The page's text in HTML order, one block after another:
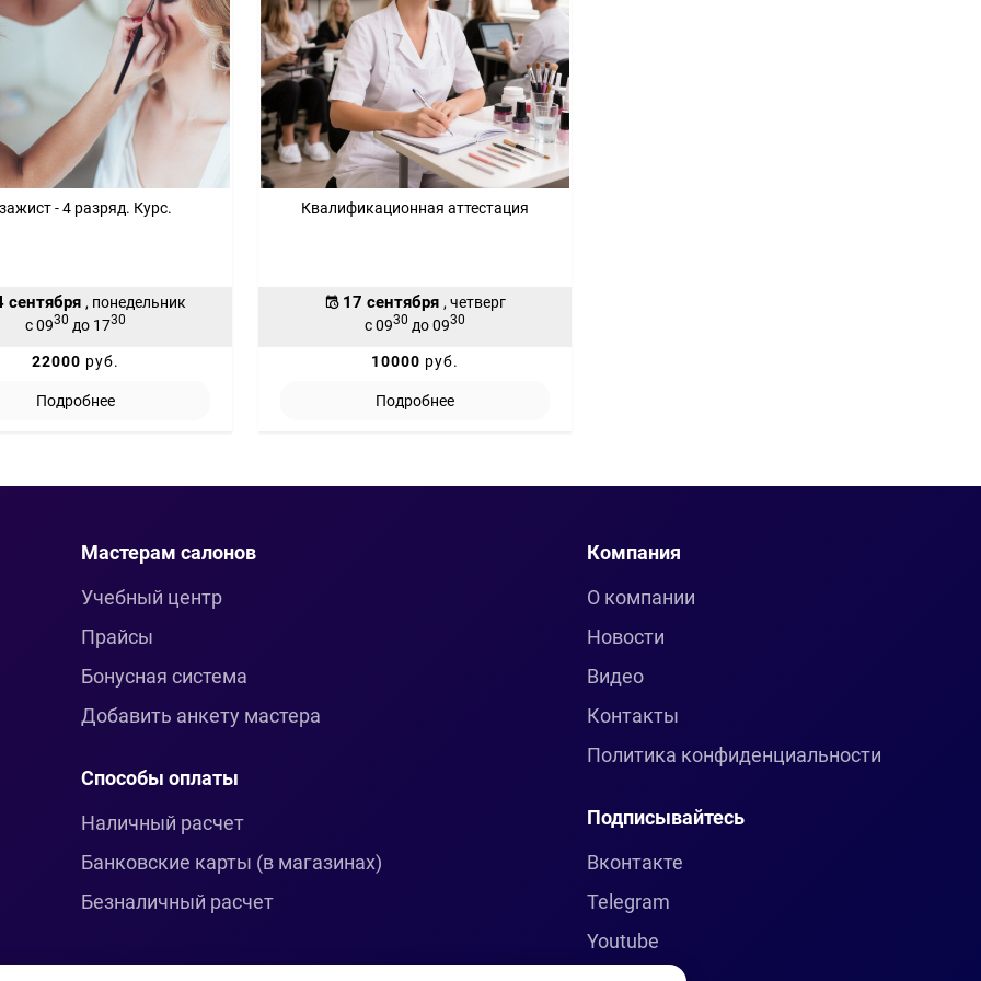
- 4 разряд. Курс.
сентября , понедельник
с 0930 до 1730
22000 руб.
Подробнее
Квалификационная аттестация
17 сентября , четверг
с 0930 до 0930
10000 руб.
Подробнее
Мастерам салонов
Учебный центр
Прайсы
Бонусная система
Добавить анкету мастера
Способы оплаты
Наличный расчет
Банковские карты (в магазинах)
Безналичный расчет
Компания
О компании
Новости
Видео
Контакты
Политика конфиденциальности
Подписывайтесь
Вконтакте
Telegram
Youtube